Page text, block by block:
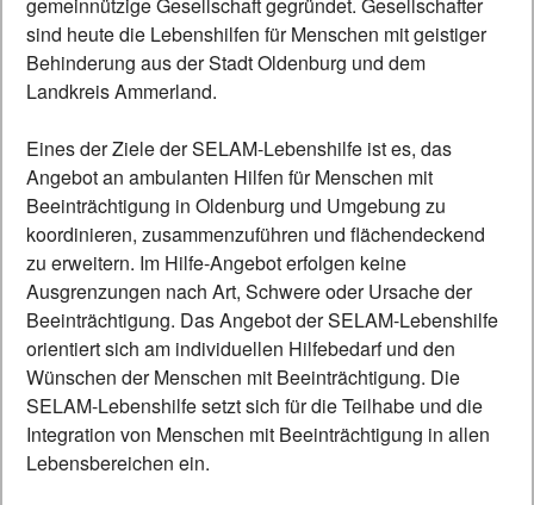
gemeinnützige Gesellschaft gegründet. Gesellschafter
sind heute die Lebenshilfen für Menschen mit geistiger
Behinderung aus der Stadt Oldenburg und dem
Landkreis Ammerland.
Eines der Ziele der SELAM-Lebenshilfe ist es, das
Angebot an ambulanten Hilfen für Menschen mit
Beeinträchtigung in Oldenburg und Umgebung zu
koordinieren, zusammenzuführen und flächendeckend
zu erweitern. Im Hilfe-Angebot erfolgen keine
Ausgrenzungen nach Art, Schwere oder Ursache der
Beeinträchtigung. Das Angebot der SELAM-Lebenshilfe
orientiert sich am individuellen Hilfebedarf und den
Wünschen der Menschen mit Beeinträchtigung. Die
SELAM-Lebenshilfe setzt sich für die Teilhabe und die
Integration von Menschen mit Beeinträchtigung in allen
Lebensbereichen ein.